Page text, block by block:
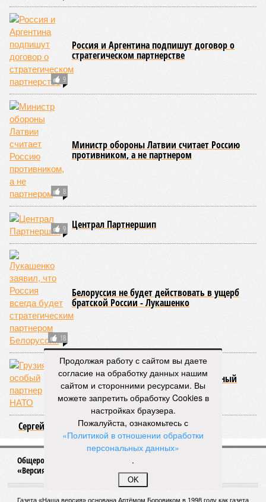
9
Россия и Аргентина подпишут договор о
стратегическом партнерстве
8
Министр обороны Латвии считает Россию
противником, а не партнером
9 Централ Партнершип
18
Белоруссия не будет действовать в ущерб
братской России - Лукашенко
18
На территории Грузии появится учебный
центр войск НАТО
Сергей Щебетов меняет профессию
Общероссийское издание журналистских расследований
«Версия»
Газета «Наша версия» основана Артёмом Боровиком в 1998 году как газета
Продолжая работу с сайтом вы даете
согласие на обработку данных нашим
сайтом и сторонними ресурсами. Вы
можете запретить обработку Cookies в
настройках браузера.
Пожалуйста, ознакомьтесь с
«Политикой в отношении обработки
персональных данных»
.
OK